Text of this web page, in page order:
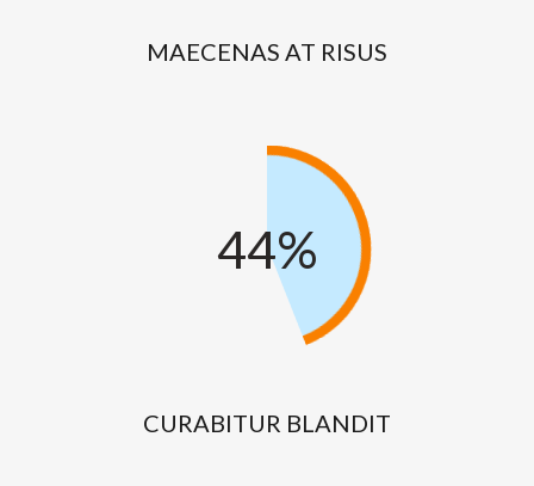
94%
95%
MAECENAS AT RISUS
44%
45%
90%
91%
CURABITUR BLANDIT